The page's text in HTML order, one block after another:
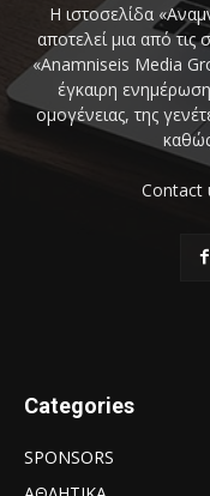
Η ιστοσελίδα
αποτελεί μια από τις
«Anamniseis Media
έγκαιρη
ομογένειας, της
Contact
Categories
SPONSORS